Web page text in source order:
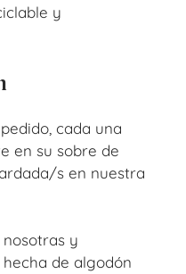
y
cada una
en su sobre de
s en nuestra
y
de algodón